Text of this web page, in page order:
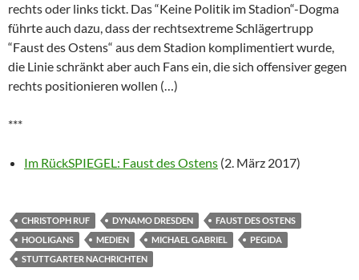
rechts oder links tickt. Das “Keine Politik im Stadion“-Dogma
führte auch dazu, dass der rechtsextreme Schlägertrupp
“Faust des Ostens“ aus dem Stadion komplimentiert wurde,
die Linie schränkt aber auch Fans ein, die sich offensiver gegen
rechts positionieren wollen (…)
***
Im RückSPIEGEL: Faust des Ostens (2. März 2017)
CHRISTOPH RUF DYNAMO DRESDEN
FAUST DES OSTENS
HOOLIGANS
MEDIEN MICHAEL GABRIEL
PEGIDA
STUTTGARTER NACHRICHTEN